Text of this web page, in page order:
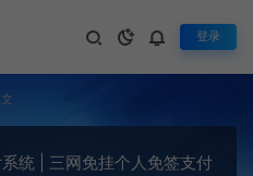
登录
统 | 三网免挂个人免签支付